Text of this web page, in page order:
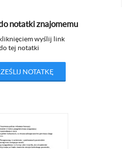
notatki znajomemu
wyślij link
tej notatki
NOTATKĘ